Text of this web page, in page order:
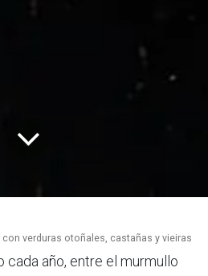
verduras otoñales, castañas y vieiras
cada año, entre el murmullo